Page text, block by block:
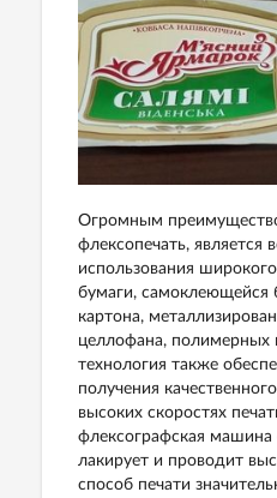
Огромным
флексопечать, является
использования
бумаги, самоклеющейся
картона,
целлофана, полимерных
технология также
получения
высоких скоростях
флексографская машина
лакирует и проводит
способ печати